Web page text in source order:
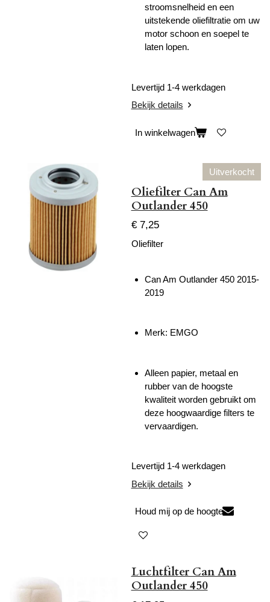
stroomsnelheid en een
uitstekende oliefiltratie om uw
motor schoon en soepel te
laten lopen.
Levertijd 1-4 werkdagen
Bekijk details
In winkelwagen
Uitverkocht
Oliefilter Can Am
Outlander 450
€ 7,25
Oliefilter
Can Am Outlander 450 2015-
2019
Merk: EMGO
Alleen papier, metaal en
rubber van de hoogste
kwaliteit worden gebruikt om
deze hoogwaardige filters te
vervaardigen.
Levertijd 1-4 werkdagen
Bekijk details
Houd mij op de hoogte
Luchtfilter Can Am
Outlander 450